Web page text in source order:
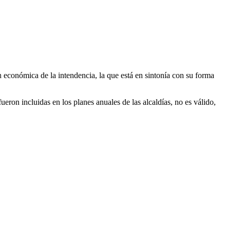
de la intendencia, la que está en sintonía con su forma
incluidas en los planes anuales de las alcaldías, no es válido,